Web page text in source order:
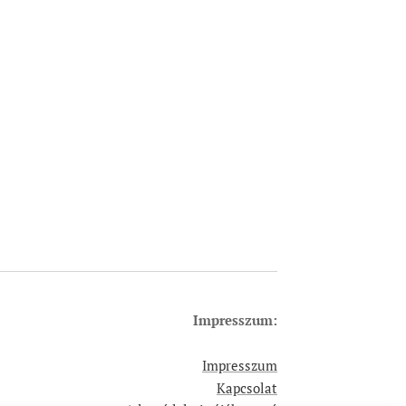
Impresszum:
Impresszum
Kapcsolat